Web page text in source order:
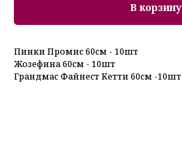
В корзину
Пинки Промис 60см - 10шт
Жозефина 60см - 10шт
Грандмас Файнест Кетти 60см -10шт